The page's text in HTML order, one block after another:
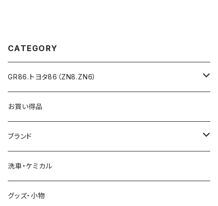
CATEGORY
GR86.トヨタ86（ZN8.ZN6）
GR86(ZN8)
トヨタ86(ZN6)
お買い得品
ブランド
愛知トヨタオリジナル
アウトバーン
洗車・ケミカル
グッズ・小物